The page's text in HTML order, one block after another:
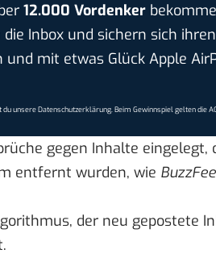
12.000 Vordenker
Inbox und sichern sich
mit etwas Glück Apple
du unsereDatenschutzerklärung. Beim Gewinnspiel gelten die
gegen Inhalte eingelegt,
entfernt wurden, wie
der neu gepostete